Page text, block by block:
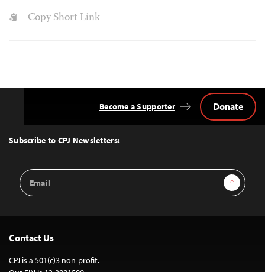
Copy Short Link
Top
Subscribe to CPJ Newsletters:
Email
Address
Sign Up
Become a Supporter Donate
Contact Us
CPJ is a 501(c)3 non-profit.